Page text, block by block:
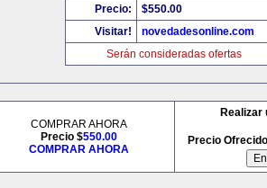
Precio:
$550.00
Visitar!
novedadesonline.com
Serán consideradas ofertas
COMPRAR AHORA
Precio $550.00
COMPRAR AHORA
Realizar
Precio